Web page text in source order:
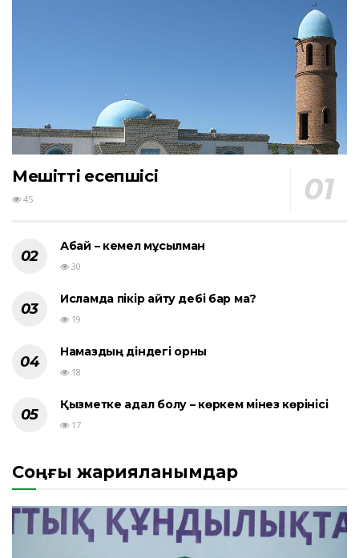
Мешіттің есепшісі
45
Абай – кемел мұсылман
30
Исламда пікір айту әдебі бар ма?
19
Намаздың діндегі орны
18
Қызметке адал болу – көркем мінез көрінісі
17
Соңғы жарияланымдар